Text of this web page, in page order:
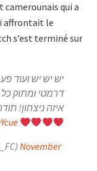
camerounais qui a
affrontait le
s’est terminé sur
יש יש יש ועוד
דרמטי ומתוק
איזה ניצחון!
November